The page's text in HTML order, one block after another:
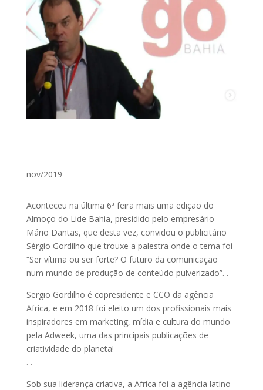
nov/2019
Aconteceu na última 6ª feira mais uma edição do
Almoço do Lide Bahia, presidido pelo empresário
Mário Dantas, que desta vez, convidou o publicitário
Sérgio Gordilho que trouxe a palestra onde o tema foi
“Ser vítima ou ser forte? O futuro da comunicação
num mundo de produção de conteúdo pulverizado”. .
Sergio Gordilho é copresidente e CCO da agência
Africa, e em 2018 foi eleito um dos profissionais mais
inspiradores em marketing, mídia e cultura do mundo
pela Adweek, uma das principais publicações de
criatividade do planeta!
. .
Sob sua liderança criativa, a Africa foi a agência latino-